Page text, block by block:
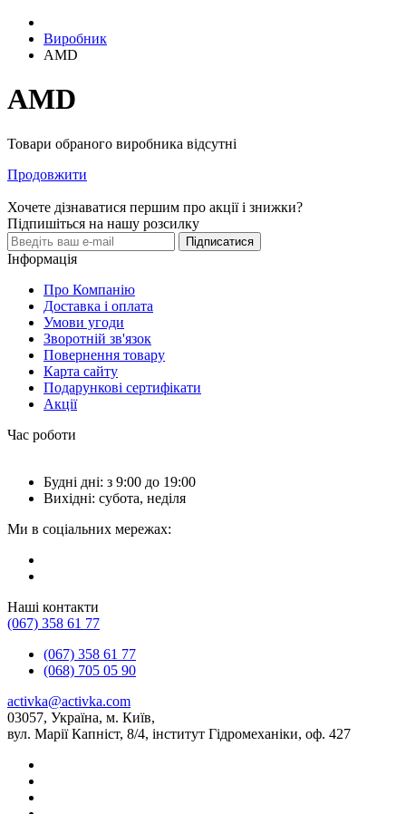
Виробник
AMD
AMD
Товари обраного виробника відсутні
Продовжити
Хочете дізнаватися першим про акції і знижки?
Підпишіться на нашу розсилку
Підписатися
Інформація
Про Компанію
Доставка і оплата
Умови угоди
Зворотній зв'язок
Повернення товару
Карта сайту
Подарункові сертифікати
Акції
Час роботи
Будні дні: з 9:00 до 19:00
Вихідні: субота, неділя
Ми в соціальних мережах:
Наші контакти
(067) 358 61 77
(067) 358 61 77
(068) 705 05 90
activka@activka.com
03057, Україна, м. Київ,
вул. Марії Капніст, 8/4, інститут Гідромеханіки, оф. 427